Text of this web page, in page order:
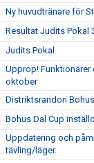
Ny huvudtränare för
Resultat Judits Pokal
Judits Pokal
Upprop! Funktionärer
oktober
Distriktsrandori
Bohus Dal Cup
Uppdatering och
tävling/läger.